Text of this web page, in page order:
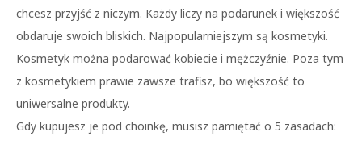
chcesz przyjść z niczym. Każdy liczy na podarunek i większość
obdaruje swoich bliskich. Najpopularniejszym są kosmetyki.
Kosmetyk można podarować kobiecie i mężczyźnie. Poza tym
z kosmetykiem prawie zawsze trafisz, bo większość to
uniwersalne produkty.
Gdy kupujesz je pod choinkę, musisz pamiętać o 5 zasadach: